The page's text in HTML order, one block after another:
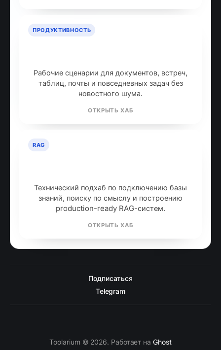
ПРОДУКТИВНОСТЬ
Рабочие сценарии для документов, встреч,
таблиц, почты и повседневных задач без
новостного шума.
ОТКРЫТЬ ХАБ
RAG
Технический подхаб по подключению базы
знаний, поиску по смыслу и построению
production-ready RAG-систем.
ОТКРЫТЬ ХАБ
Подписаться
Telegram
Toolarium © 2026. Работает на Ghost